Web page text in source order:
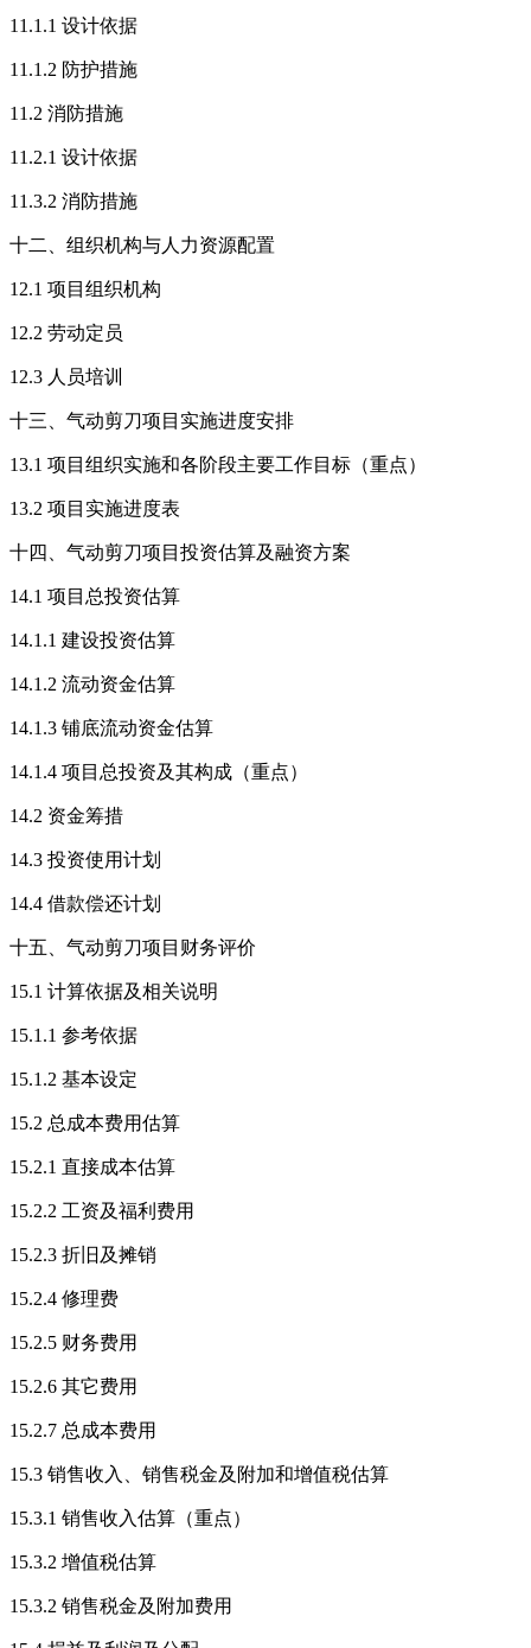
11.1.1 设计依据
11.1.2 防护措施
11.2 消防措施
11.2.1 设计依据
11.3.2 消防措施
十二、组织机构与人力资源配置
12.1 项目组织机构
12.2 劳动定员
12.3 人员培训
十三、气动剪刀项目实施进度安排
13.1 项目组织实施和各阶段主要工作目标（重点）
13.2 项目实施进度表
十四、气动剪刀项目投资估算及融资方案
14.1 项目总投资估算
14.1.1 建设投资估算
14.1.2 流动资金估算
14.1.3 铺底流动资金估算
14.1.4 项目总投资及其构成（重点）
14.2 资金筹措
14.3 投资使用计划
14.4 借款偿还计划
十五、气动剪刀项目财务评价
15.1 计算依据及相关说明
15.1.1 参考依据
15.1.2 基本设定
15.2 总成本费用估算
15.2.1 直接成本估算
15.2.2 工资及福利费用
15.2.3 折旧及摊销
15.2.4 修理费
15.2.5 财务费用
15.2.6 其它费用
15.2.7 总成本费用
15.3 销售收入、销售税金及附加和增值税估算
15.3.1 销售收入估算（重点）
15.3.2 增值税估算
15.3.2 销售税金及附加费用